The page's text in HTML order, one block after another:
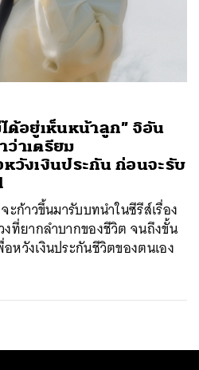
ด้อยู่เห็นหน้าลูก” จิอัน
ว่าเตรียม
วังเงินประกัน ก่อนจะรับ
ะก้าวขึ้นมารับบทนำในซีรีส์เรื่อง
งที่ยากลำบากของชีวิต จนถึงขั้น
หวังเงินประกันชีวิตของตนเอง
LINE EMAIL